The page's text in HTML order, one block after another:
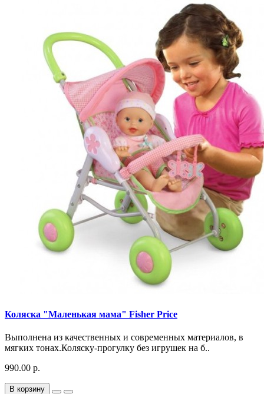
Коляска "Маленькая мама" Fisher Price
Выполнена из качественных и современных материалов, в
мягких тонах.Коляску-прогулку без игрушек на б..
990.00 р.
В корзину